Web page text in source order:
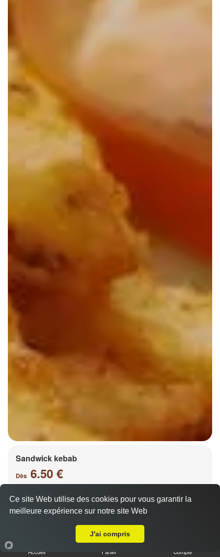
Sandwick kebab
Dès 6.50 €
Salade, tomates, oignons, chou, carottes
Accueil Panier Compte
Ce site Web utilise des cookies pour vous garantir la
meilleure expérience sur notre site Web
J'ai compris